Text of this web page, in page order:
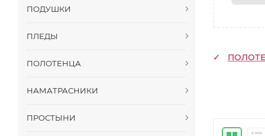
ПОДУШКИ
ПЛЕДЫ
ПОЛОТЕНЦА
НАМАТРАСНИКИ
ПРОСТЫНИ